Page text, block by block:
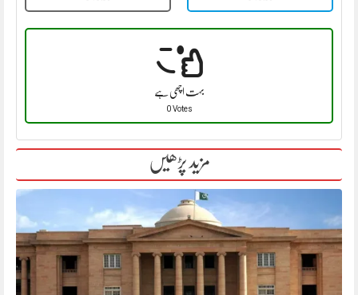
بہت اچھی ہے
0 Votes
مزید پڑھیں